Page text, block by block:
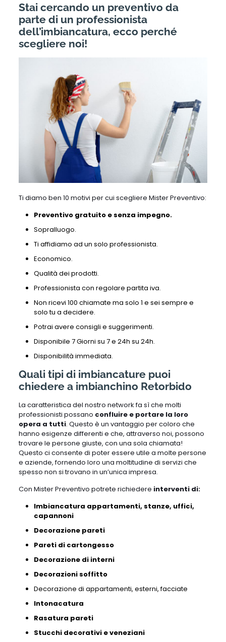
Stai cercando un preventivo da
parte di un professionista
dell’imbiancatura, ecco perché
scegliere noi!
Ti diamo ben 10 motivi per cui scegliere Mister Preventivo:
Preventivo gratuito e senza impegno.
Sopralluogo.
Ti affidiamo ad un solo professionista.
Economico.
Qualità dei prodotti.
Professionista con regolare partita iva.
Non ricevi 100 chiamate ma solo 1 e sei sempre e
solo tu a decidere.
Potrai avere consigli e suggerimenti.
Disponibile 7 Giorni su 7 e 24h su 24h.
Disponibilità immediata.
Quali tipi di imbiancature puoi
chiedere a imbianchino Retorbido
La caratteristica del nostro network fa sì che molti
professionisti possano confluire e portare la loro
opera a tutti. Questo è un vantaggio per coloro che
hanno esigenze differenti e che, attraverso noi, possono
trovare le persone giuste, con una sola chiamata!
Questo ci consente di poter essere utile a molte persone
e aziende, fornendo loro una moltitudine di servizi che
spesso non si trovano in un’unica impresa.
Con Mister Preventivo potrete richiedere interventi di:
Imbiancatura appartamenti, stanze, uffici,
capannoni
Decorazione pareti
Pareti di cartongesso
Decorazione di interni
Decorazioni soffitto
Decorazione di appartamenti, esterni,facciate
Intonacatura
Rasatura pareti
Stucchi decorativi eveneziani